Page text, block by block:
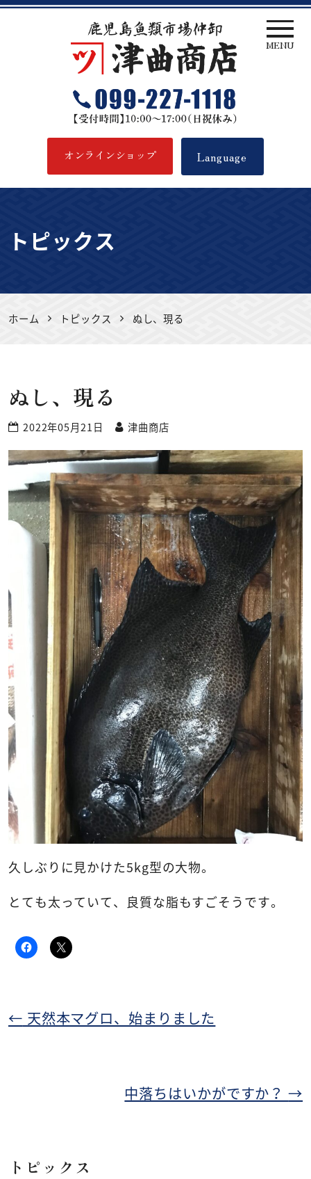
津曲商店
オンラインショップ Language
MENU
トピックス
ホーム トピックス ぬし、現る
ぬし、現る
2022年05月21日 津曲商店
久しぶりに見かけた5kg型の大物。
とても太っていて、良質な脂もすごそうです。
← 天然本マグロ、始まりました
中落ちはいかがですか？→
トピックス